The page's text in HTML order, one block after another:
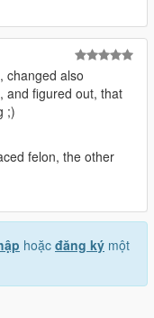
changed also
and figured out, that
;)
felon, the other
hoặc đăng ký một